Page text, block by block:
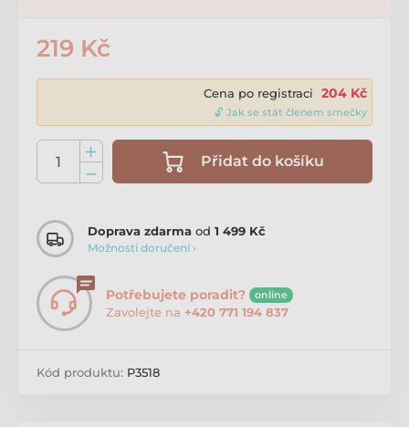
219 Kč
Cena po registraci 204 Kč
🔓 Jak se stát členem smečky
Přidat do košíku
Doprava zdarma od 1 499 Kč
Možnosti doručení ›
Potřebujete poradit? online
Zavolejte na +420 771 194 837
Kód produktu: P3518